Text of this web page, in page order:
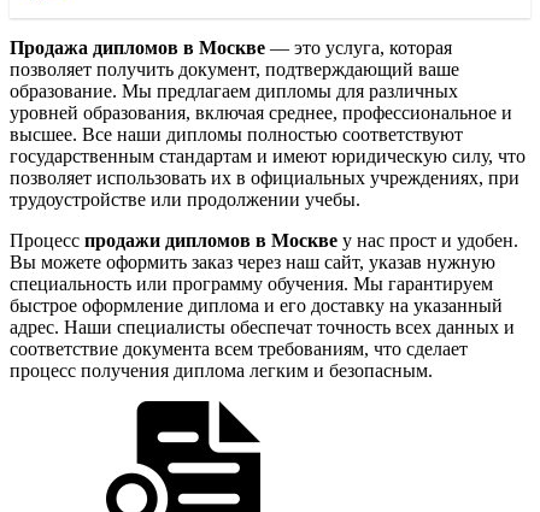
Продажа дипломов в Москве — это услуга, которая
позволяет получить документ, подтверждающий ваше
образование. Мы предлагаем дипломы для различных
уровней образования, включая среднее, профессиональное и
высшее. Все наши дипломы полностью соответствуют
государственным стандартам и имеют юридическую силу, что
позволяет использовать их в официальных учреждениях, при
трудоустройстве или продолжении учебы.
Процесс продажи дипломов в Москве у нас прост и удобен.
Вы можете оформить заказ через наш сайт, указав нужную
специальность или программу обучения. Мы гарантируем
быстрое оформление диплома и его доставку на указанный
адрес. Наши специалисты обеспечат точность всех данных и
соответствие документа всем требованиям, что сделает
процесс получения диплома легким и безопасным.